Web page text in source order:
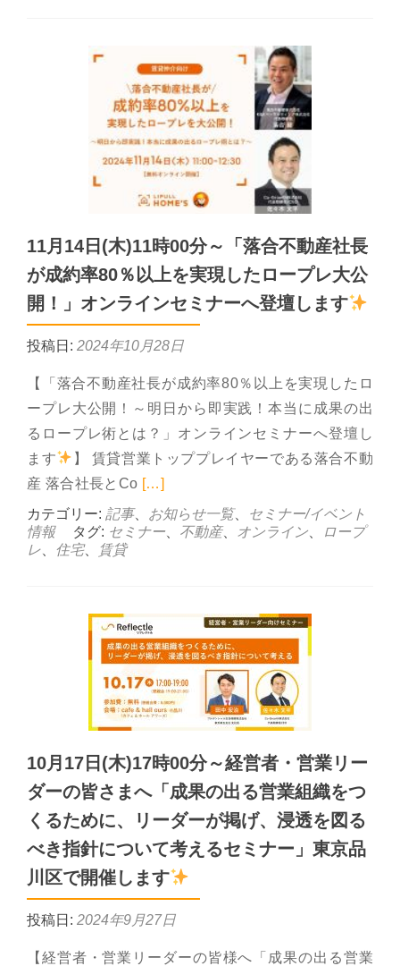
11月14日(木)11時00分～「落合不動産社長
が成約率80％以上を実現したロープレ大公
開！」オンラインセミナーへ登壇します
投稿日: 2024年10月28日
【「落合不動産社長が成約率80％以上を実現したロ
ープレ大公開！～明日から即実践！本当に成果の出
るロープレ術とは？」オンラインセミナーへ登壇し
ます
】 賃貸営業トッププレイヤーである落合不動
産 落合社長とCo Read more about 11月14日(木)11時
[…]
カテゴリー: 記事、 お知らせ一覧、
セミナー/イベント
情報
タグ: セミナー 不動産、 オンライン
ロープ
レ
住宅、 賃貸
10月17日(木)17時00分～経営者・営業リー
ダーの皆さまへ「成果の出る営業組織をつ
くるために、リーダーが掲げ、浸透を図る
べき指針について考えるセミナー」東京品
川区で開催します
投稿日: 2024年9月27日
【経営者・営業リーダーの皆様へ「成果の出る営業